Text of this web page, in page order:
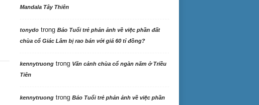
Mandala Tây Thiên
tonydotrong Báo Tuổi trẻ phản ảnh về việc phần đất
chùa cổ Giác Lâm bị rao bán với giá 60 tỉ đồng?
kennytruongtrong Vãn cảnh chùa cổ ngàn năm ở Triều
Tiên
kennytruongtrong Báo Tuổi trẻ phản ảnh về việc phần